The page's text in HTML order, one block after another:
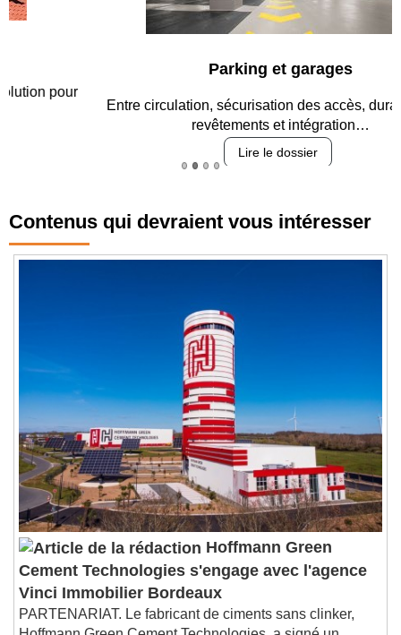
Parking et garages
Entre circulation, sécurisation des accès, durabilité des
revêtements et intégration…
Contenus qui devraient vous intéresser
Hoffmann Green
Cement Technologies s'engage avec l'agence
Vinci Immobilier Bordeaux
PARTENARIAT. Le fabricant de ciments sans clinker,